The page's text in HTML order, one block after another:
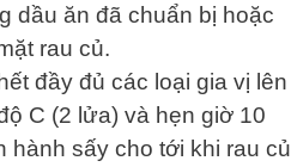
dầu ăn đã chuẩn bị hoặc
rau củ.
đầy đủ các loại gia vị lên
C (2 lửa) và hẹn giờ 10
hành sấy cho tới khi rau củ